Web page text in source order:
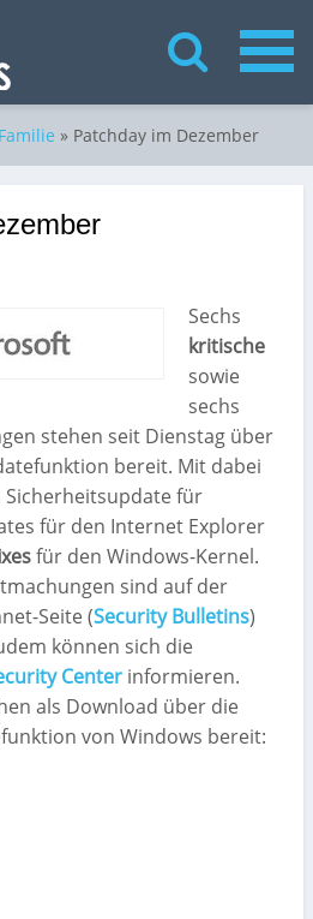
» Patchday im Dezember
Sechs
kritische
sowie
sechs
stehen seit Dienstag über
bereit. Mit dabei
für
für den Internet Explorer
für den Windows-Kernel.
sind auf der
Seite (Security Bulletins)
können sich die
Center informieren.
als Download über die
von Windows bereit: